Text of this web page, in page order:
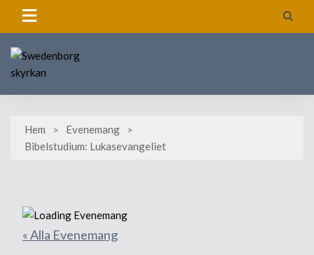
Hem
Evenemang
Bibelstudium: Lukasevangeliet
« Alla Evenemang